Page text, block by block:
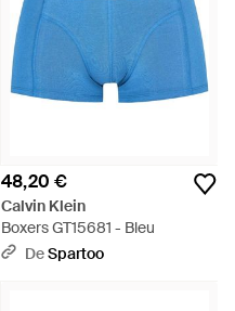
48,20 €
Calvin Klein
Boxers GT15681 - Bleu
DeSpartoo